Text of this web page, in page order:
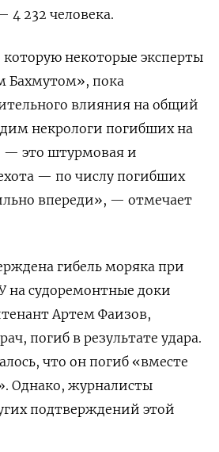
232 человека.
которую некоторые эксперты
Бахмутом», пока
влияния на общий
некрологи погибших на
— это штурмовая и
— по числу погибших
впереди», — отмечает
гибель моряка при
на судоремонтные доки
Артем Фаизов,
погиб в результате удара.
что он погиб «вместе
Однако, журналисты
подтверждений этой